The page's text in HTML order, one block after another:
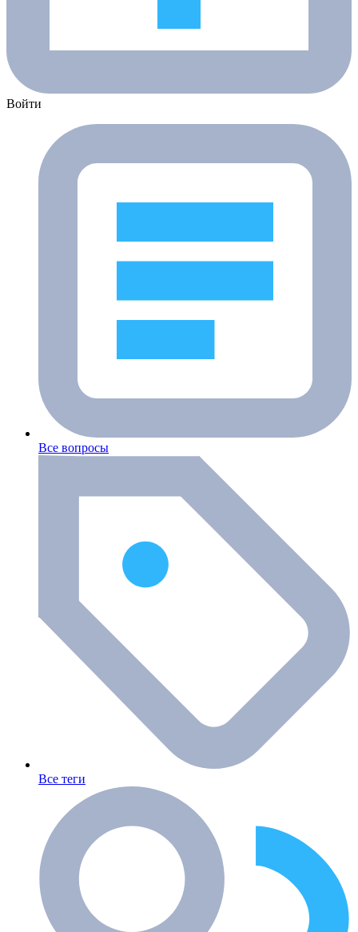
Войти
Все вопросы
Все теги